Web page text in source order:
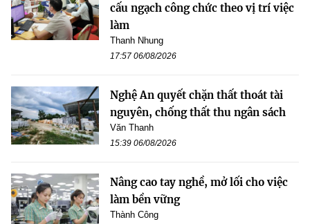
cấu ngạch công chức theo vị trí việc
làm
Thanh Nhung
17:57 06/08/2026
Nghệ An quyết chặn thất thoát tài
nguyên, chống thất thu ngân sách
Văn Thanh
15:39 06/08/2026
Nâng cao tay nghề, mở lối cho việc
làm bền vững
Thành Công